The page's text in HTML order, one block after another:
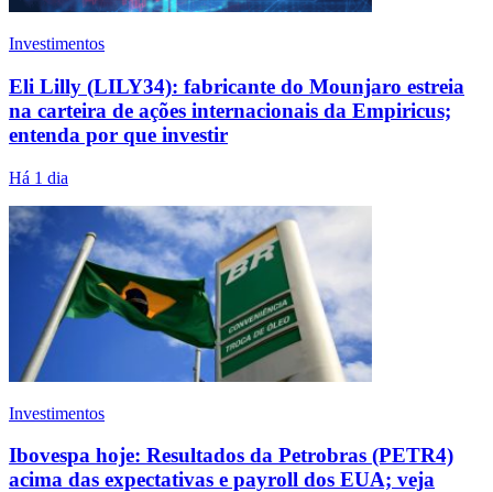
Investimentos
Eli Lilly (LILY34): fabricante do Mounjaro estreia
na carteira de ações internacionais da Empiricus;
entenda por que investir
Há 1 dia
Investimentos
Ibovespa hoje: Resultados da Petrobras (PETR4)
acima das expectativas e payroll dos EUA; veja